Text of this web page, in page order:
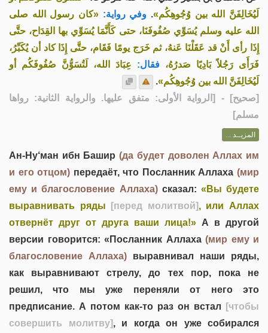
لَيُخَالِفَنَّ الله بين وُجُوهِكُم». وفي رواية: «كان رسول الله صلى
الله عليه وسلم يُسَوِّي صُفُوفَنَا، حتى كَأَنَّمَا يُسَوِّي بها القِدَاح، حتَّى
إِذَا رأى أَنْ قد عَقَلْنَا عَنهُ، ثم خَرَج يومًا فَقَام، حتَّى إِذَا كاد أن يُكَبِّرُ،
فَرَأَى رَجُلاً بَادِيًا صَدرُهُ، فقال: عِبَادَ الله، لَتُسَوُّنَّ صُفُوفَكُم أو
لَيُخَالِفَنَّ الله بين وُجُوهِكُم».
[صحيح] - [الرواية الأولى: متفق عليها. والرواية الثانية: رواها
مسلم]
المزيــد ...
Ан-Ну‘ман ибн Башир(да будет доволен Аллах им
и его отцом) передаёт, что Посланник Аллаха(мир
ему и благословение Аллаха)сказал: «Вы будете
выравнивать ряды
[перед молитвой], или Аллах
отвернёт друг от друга ваши лица!» А в другой
версии говорится: «Посланник Аллаха (мир ему и
благословение Аллаха) выравнивал наши ряды,
как выравнивают стрелу, до тех пор, пока не
решил, что мы уже переняли от него это
предписание. А потом как-то раз он встал
[чтобы
совершить молитву], и когда он уже собирался